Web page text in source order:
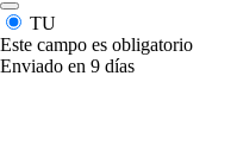
TU
Este campo es obligatorio
Enviado en 9 días